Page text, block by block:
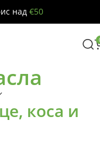
над €50
коса и